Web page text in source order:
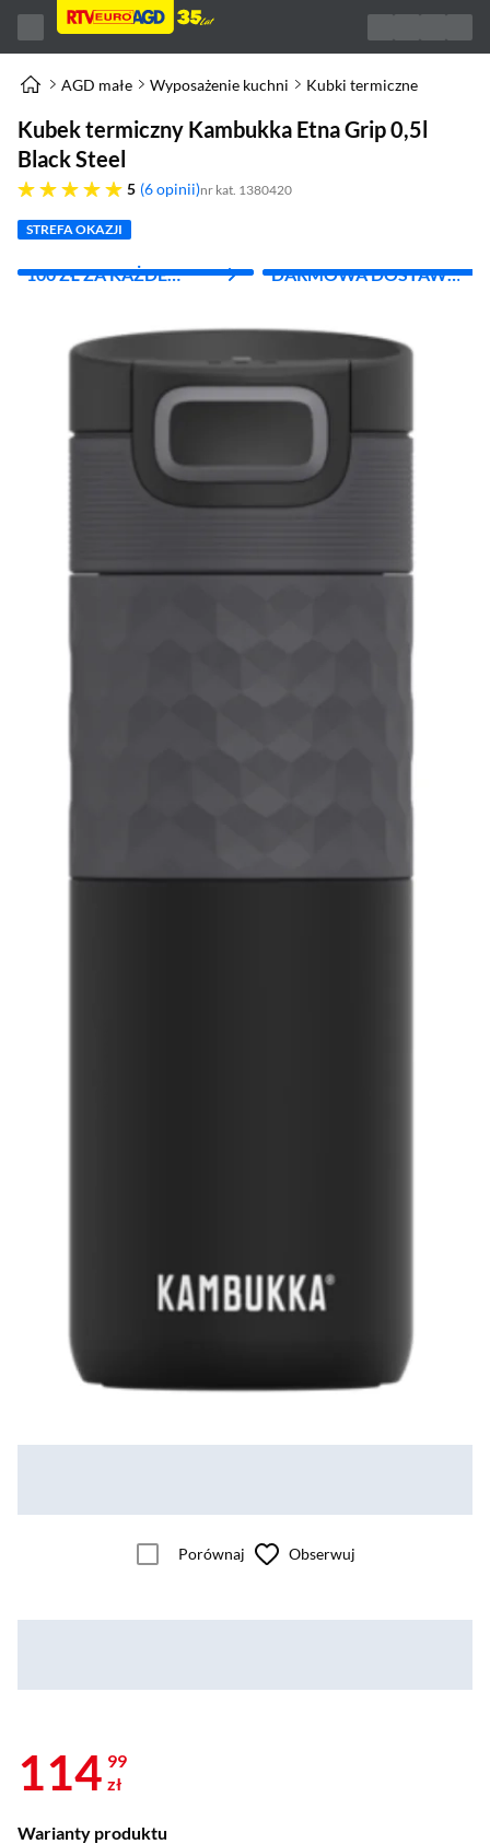
AGD małe Wyposażenie kuchni Kubki termiczne
Kubek termiczny Kambukka Etna Grip 0,5l
Black Steel
5
pięć gwiazdek 6 opinii nr kat. 1380420
STREFA OKAZJI
100 ZŁ ZA KAŻDE
DARMOWA DOSTAWA
Porównaj Obserwuj
114 99
zł
Warianty produktu